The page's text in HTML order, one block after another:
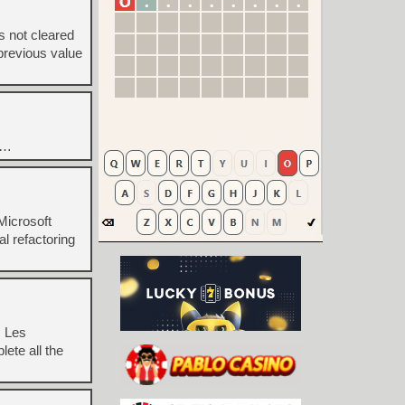
not cleared
value
refactoring
Les
all the